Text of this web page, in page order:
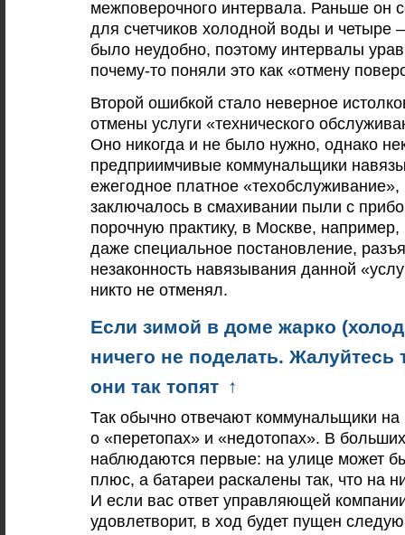
межповерочного интервала. Раньше он
для счетчиков холодной воды и четыре
было неудобно, поэтому интервалы
почему-то поняли это как «отмену
Второй ошибкой стало неверное
отмены услуги «технического
Оно никогда и не было нужно, однако
предприимчивые коммунальщики
ежегодное платное «техобслуживание»,
заключалось в смахивании пыли с
порочную практику, в Москве,
даже специальное постановление,
незаконность навязывания данной
никто не отменял.
Если зимой в доме жарко
ничего не поделать. Жалуйтесь
они так топят ↑
Так обычно отвечают коммунальщики
о «перетопах» и «недотопах». В
наблюдаются первые: на улице может
плюс, а батареи раскалены так, что на
И если вас ответ управляющей
удовлетворит, в ход будет пущен